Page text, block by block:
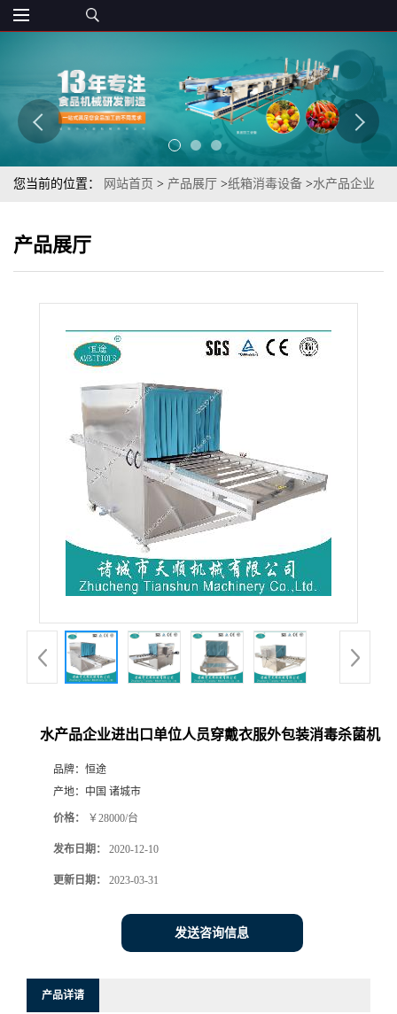
您当前的位置： 网站首页 > 产品展厅 >纸箱消毒设备 >水产品企业
产品展厅
水产品企业进出口单位人员穿戴衣服外包装消毒杀菌机
品牌： 恒途
产地： 中国 诸城市
价格： ￥28000/台
发布日期： 2020-12-10
更新日期： 2023-03-31
发送咨询信息
产品详请